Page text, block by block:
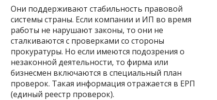
Они поддерживают стабильность правовой
системы страны. Если компании и ИП во время
работы не нарушают законы, то они не
сталкиваются с проверками со стороны
прокуратуры. Но если имеются подозрения о
незаконной деятельности, то фирма или
бизнесмен включаются в специальный план
проверок. Такая информация отражается в ЕРП
(единый реестр проверок).